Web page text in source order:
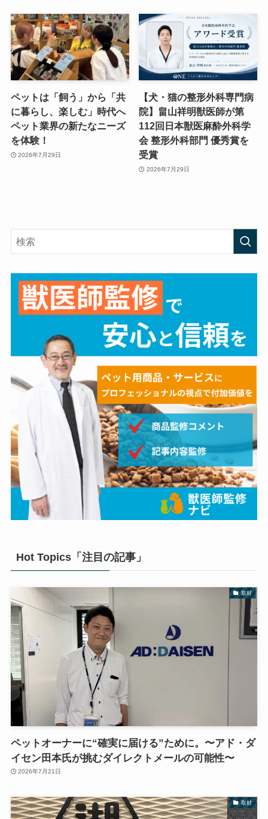
ペットは「飼う」から「共
に暮らし、楽しむ」時代へ
ペット業界の新たなニーズ
を体験！
2026年7月29日
【犬・猫の整形外科専門病
院】畠山祥明獣医師が第
112回日本獣医麻酔外科学
会 整形外科部門 優秀賞を
受賞
2026年7月29日
Hot Topics「注目の記事」
取材
ペットオーナーに“確実に届ける”ために。〜アド・ダ
イセン田本氏が挑むダイレクトメールの可能性〜
2026年7月21日
取材